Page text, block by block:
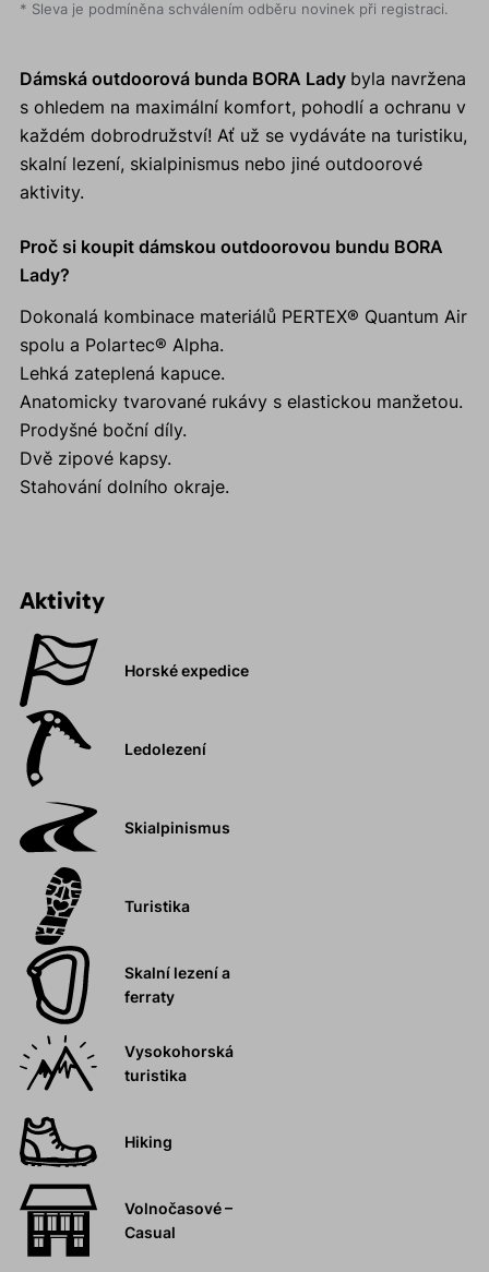
* Sleva je podmíněna schválením odběru novinek při registraci.
Dámská outdoorová bunda BORA Lady byla navržena
s ohledem na maximální komfort, pohodlí a ochranu v
každém dobrodružství! Ať už se vydáváte na turistiku,
skalní lezení, skialpinismus nebo jiné outdoorové
aktivity.
Proč si koupit dámskou outdoorovou bundu BORA
Lady?
Dokonalá kombinace materiálů PERTEX® Quantum Air
spolu a Polartec® Alpha.
Lehká zateplená kapuce.
Anatomicky tvarované rukávy s elastickou manžetou.
Prodyšné boční díly.
Dvě zipové kapsy.
Stahování dolního okraje.
Aktivity
Horské expedice
Ledolezení
Skialpinismus
Turistika
Skalní lezení a
ferraty
Vysokohorská
turistika
Hiking
Volnočasové –
Casual